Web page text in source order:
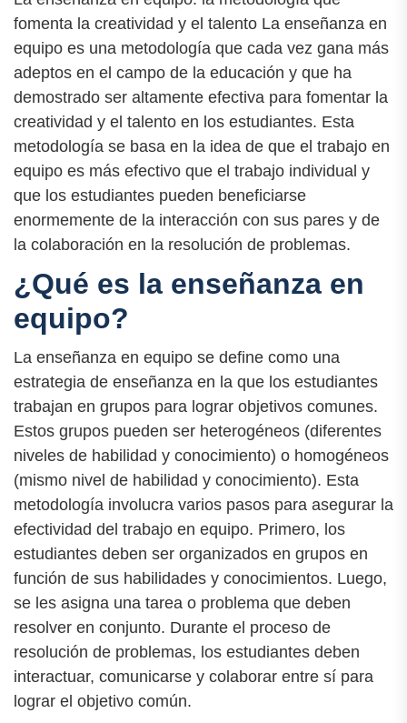
fomenta la creatividad y el talento La enseñanza en
equipo es una metodología que cada vez gana más
adeptos en el campo de la educación y que ha
demostrado ser altamente efectiva para fomentar la
creatividad y el talento en los estudiantes. Esta
metodología se basa en la idea de que el trabajo en
equipo es más efectivo que el trabajo individual y
que los estudiantes pueden beneficiarse
enormemente de la interacción con sus pares y de
la colaboración en la resolución de problemas.
¿Qué es la enseñanza en
equipo?
La enseñanza en equipo se define como una
estrategia de enseñanza en la que los estudiantes
trabajan en grupos para lograr objetivos comunes.
Estos grupos pueden ser heterogéneos (diferentes
niveles de habilidad y conocimiento) o homogéneos
(mismo nivel de habilidad y conocimiento). Esta
metodología involucra varios pasos para asegurar la
efectividad del trabajo en equipo. Primero, los
estudiantes deben ser organizados en grupos en
función de sus habilidades y conocimientos. Luego,
se les asigna una tarea o problema que deben
resolver en conjunto. Durante el proceso de
resolución de problemas, los estudiantes deben
interactuar, comunicarse y colaborar entre sí para
lograr el objetivo común.